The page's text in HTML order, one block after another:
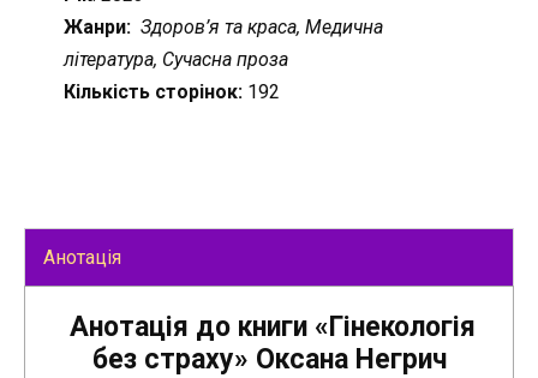
Жанри: Здоров’я та краса, Медична
література, Сучасна проза
Кількість сторінок:192
Анотація
Анотація до книги «Гінекологія
без страху» Оксана Негрич